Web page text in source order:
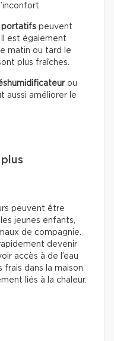
portatifs peuvent
Il est également
matin ou tard le
plus fraîches.
ou
aussi améliorer le
peuvent être
jeunes enfants,
de compagnie.
devenir
accès à de l’eau
frais dans la maison
liés à la chaleur.